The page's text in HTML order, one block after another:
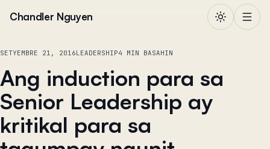
Chandler Nguyen
SETYEMBRE 21, 2016LEADERSHIP4 MIN BASAHIN
Ang induction para sa
Senior Leadership ay
kritikal para sa